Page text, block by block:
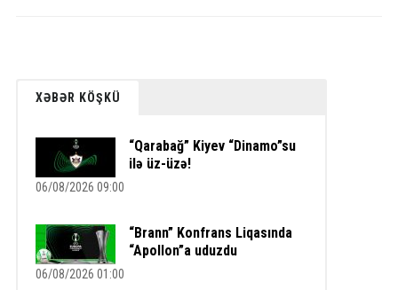
XƏBƏR KÖŞKÜ
“Qarabağ” Kiyev “Dinamo”su
ilə üz-üzə!
06/08/2026 09:00
“Brann” Konfrans Liqasında
“Apollon”a uduzdu
06/08/2026 01:00